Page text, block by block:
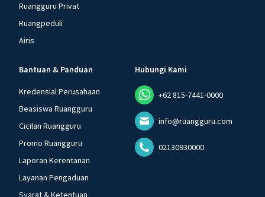
Ruangguru Privat
Ruangpeduli
Airis
Bantuan & Panduan
Kredensial Perusahaan
Beasiswa Ruangguru
Cicilan Ruangguru
Promo Ruangguru
Laporan Kerentanan
Layanan Pengaduan
Syarat & Ketentuan
Hubungi Kami
+62 815-7441-0000
info@ruangguru.com
02130930000